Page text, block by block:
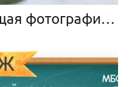
Школьный сад общая фотография и портрет